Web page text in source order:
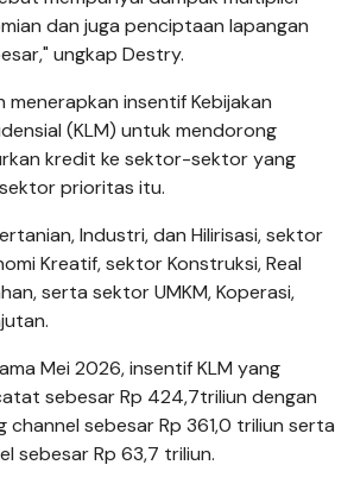
dan juga penciptaan lapangan
ungkap Destry.
menerapkan insentif Kebijakan
(KLM) untuk mendorong
kredit ke sektor-sektor yang
prioritas itu.
Industri, dan Hilirisasi, sektor
Kreatif, sektor Konstruksi, Real
serta sektor UMKM, Koperasi,
Mei 2026, insentif KLM yang
sebesar Rp 424,7triliun dengan
channel sebesar Rp 361,0 triliun serta
sebesar Rp 63,7 triliun.